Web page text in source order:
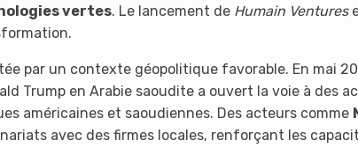
vertes. Le lancement de Humain Ventures
par un contexte géopolitique favorable. En mai
Trump en Arabie saoudite a ouvert la voie à des
américaines et saoudiennes. Des acteurs comme
avec des firmes locales, renforçant les